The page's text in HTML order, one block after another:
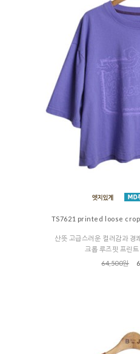
TS7621 printed loose
산뜻 고급스러운 컬러감과 경
크롭 루즈핏 프린
64,500원